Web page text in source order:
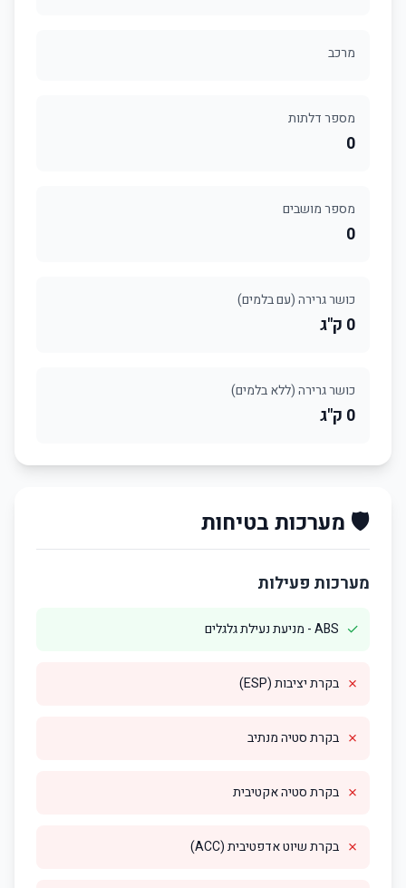
מרכב
מספר דלתות
0
מספר מושבים
0
כושר גרירה (עם בלמים)
0 ק"ג
כושר גרירה (ללא בלמים)
0 ק"ג
🛡️ מערכות בטיחות
מערכות פעילות
✓ ABS - מניעת נעילת גלגלים
✗ בקרת יציבות (ESP)
✗ בקרת סטיה מנתיב
✗ בקרת סטיה אקטיבית
✗ בקרת שיוט אדפטיבית (ACC)